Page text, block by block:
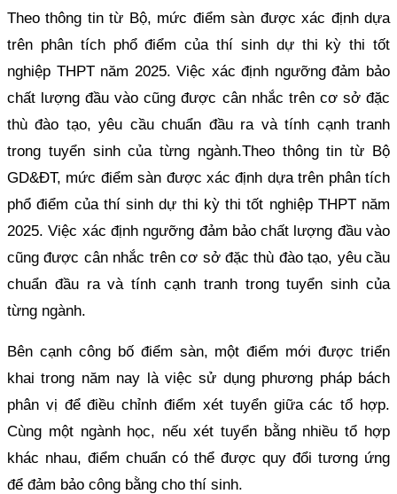
Theo thông tin từ Bộ, mức điểm sàn được xác định dựa
trên phân tích phổ điểm của thí sinh dự thi kỳ thi tốt
nghiệp THPT năm 2025. Việc xác định ngưỡng đảm bảo
chất lượng đầu vào cũng được cân nhắc trên cơ sở đặc
thù đào tạo, yêu cầu chuẩn đầu ra và tính cạnh tranh
trong tuyển sinh của từng ngành.Theo thông tin từ Bộ
GD&ĐT, mức điểm sàn được xác định dựa trên phân tích
phổ điểm của thí sinh dự thi kỳ thi tốt nghiệp THPT năm
2025. Việc xác định ngưỡng đảm bảo chất lượng đầu vào
cũng được cân nhắc trên cơ sở đặc thù đào tạo, yêu cầu
chuẩn đầu ra và tính cạnh tranh trong tuyển sinh của
từng ngành.
Bên cạnh công bố điểm sàn, một điểm mới được triển
khai trong năm nay là việc sử dụng phương pháp bách
phân vị để điều chỉnh điểm xét tuyển giữa các tổ hợp.
Cùng một ngành học, nếu xét tuyển bằng nhiều tổ hợp
khác nhau, điểm chuẩn có thể được quy đổi tương ứng
để đảm bảo công bằng cho thí sinh.